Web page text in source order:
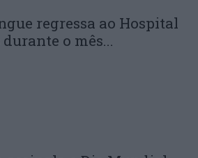
regressa ao Hospital
o mês...